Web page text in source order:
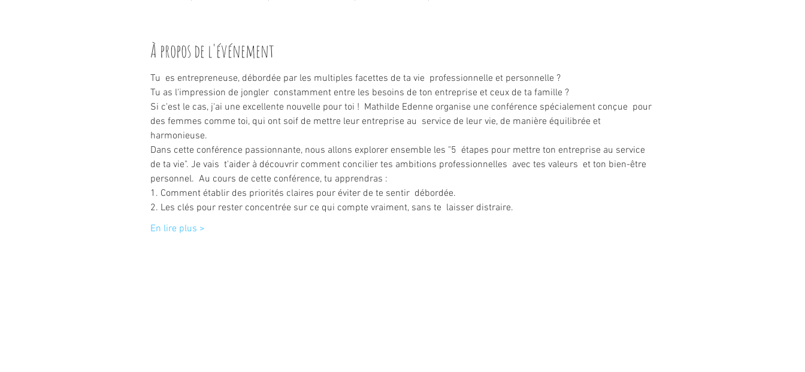
À propos de l'événement
Tu  es entrepreneuse, débordée par les multiples facettes de ta vie  professionnelle et personnelle ?
Tu as l'impression de jongler  constamment entre les besoins de ton entreprise et ceux de ta famille ?
Si c'est le cas, j'ai une excellente nouvelle pour toi !  Mathilde Edenne organise une conférence spécialement conçue  pour
des femmes comme toi, qui ont soif de mettre leur entreprise au  service de leur vie, de manière équilibrée et
harmonieuse.
Dans cette conférence passionnante, nous allons explorer ensemble les "5  étapes pour mettre ton entreprise au service
de ta vie". Je vais  t'aider à découvrir comment concilier tes ambitions professionnelles  avec tes valeurs  et ton bien-être
personnel.  Au cours de cette conférence, tu apprendras :
1. Comment établir des priorités claires pour éviter de te sentir  débordée.
2. Les clés pour rester concentrée sur ce qui compte vraiment, sans te  laisser distraire.
En lire plus >